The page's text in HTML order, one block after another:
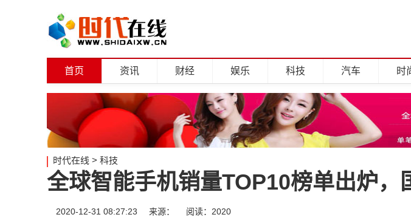
首页 资讯 财经 娱乐 科技 汽车 时
时代在线 > 科技
全球智能手机销量TOP10榜单出炉
2020-12-31 08:27:23 来源： 阅读：2020